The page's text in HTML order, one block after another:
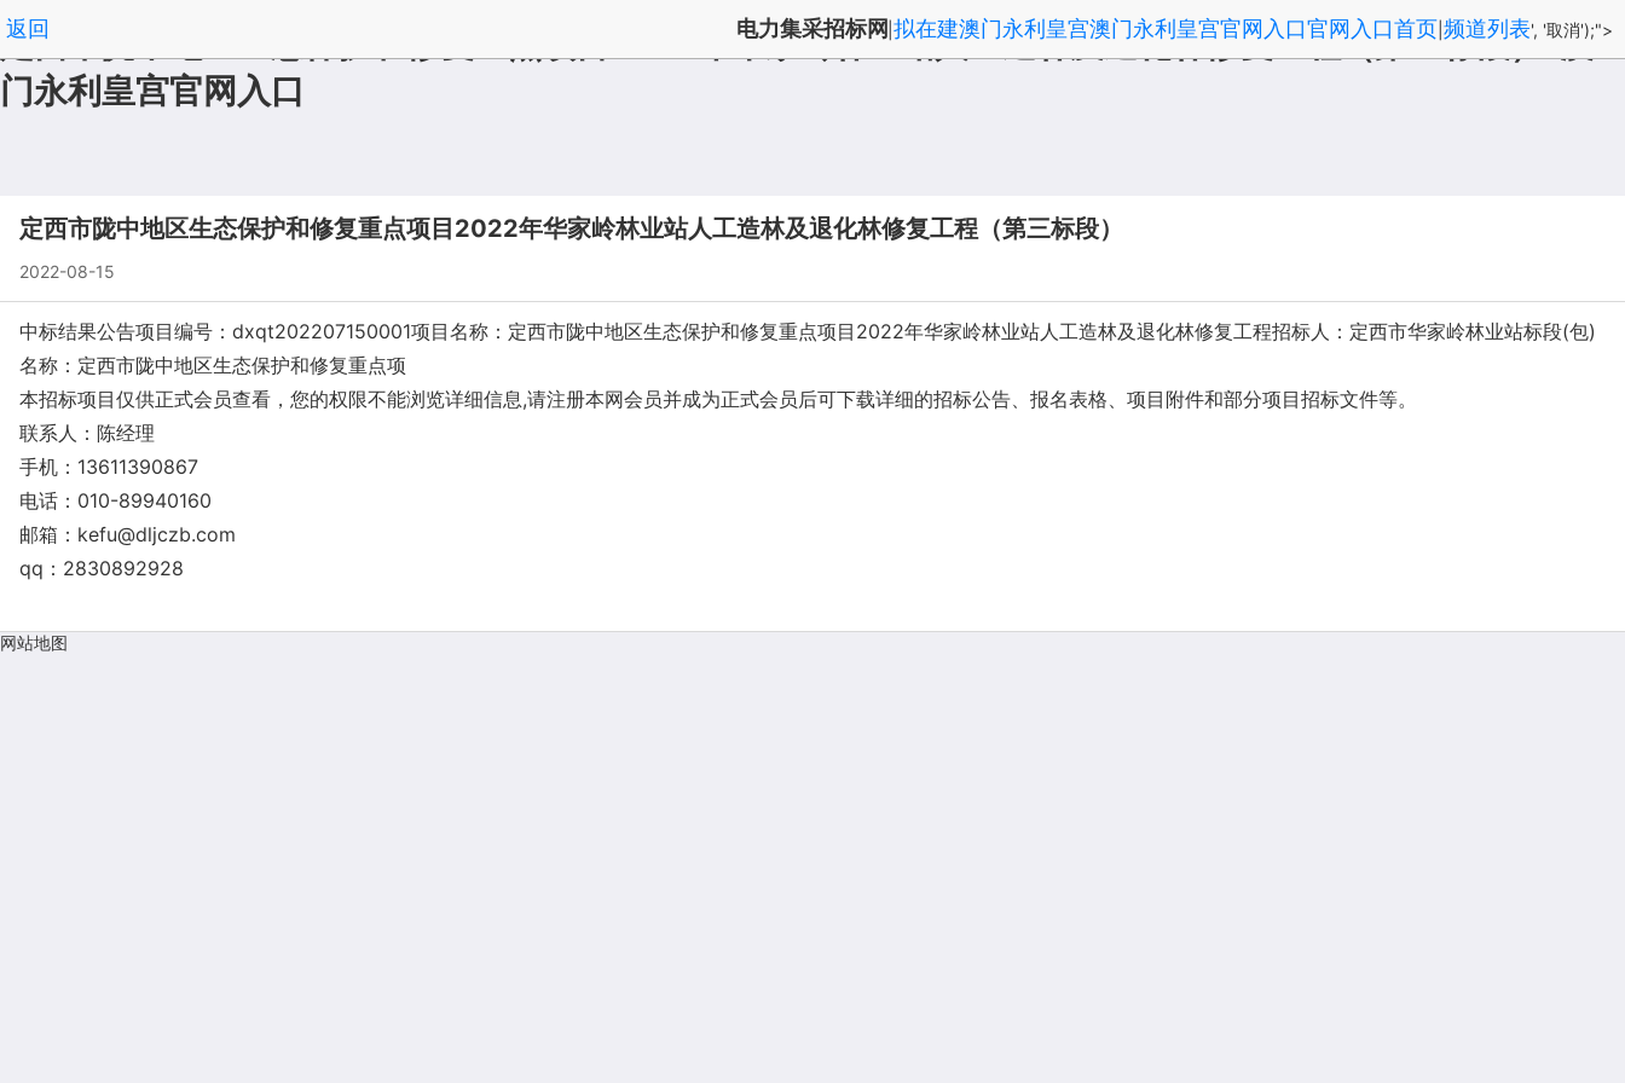
定西市陇中地区生态保护和修复重点项目2022年华家岭林业站人工造林及退化林修复工程（第三标段）-澳
门永利皇宫官网入口
返回 电力集采招标网 拟在建澳门永利皇宫澳门永利皇宫官网入口官网入口首页 频道列表', '取消');">
定西市陇中地区生态保护和修复重点项目2022年华家岭林业站人工造林及退化林修复工程（第三标段）
2022-08-15
中标结果公告项目编号：dxqt202207150001项目名称：定西市陇中地区生态保护和修复重点项目2022年华家岭林业站人工造林及退化林修复工程招标人：定西市华家岭林业站标段(包)
名称：定西市陇中地区生态保护和修复重点项
本招标项目仅供正式会员查看，您的权限不能浏览详细信息,请注册本网会员并成为正式会员后可下载详细的招标公告、报名表格、项目附件和部分项目招标文件等。
联系人：陈经理
手机：13611390867
电话：010-89940160
邮箱： kefu@dljczb.com
qq：2830892928
网站地图